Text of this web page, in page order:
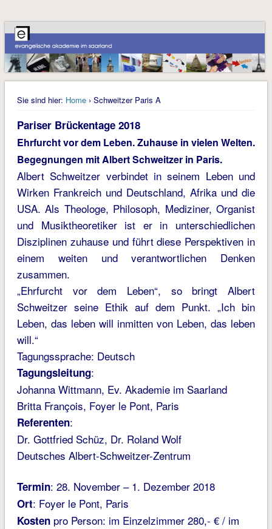
Sie sind hier: Home› Schweitzer Paris A
Pariser Brückentage 2018
Ehrfurcht vor dem Leben.Zuhause in vielen Welten.
Begegnungen mit Albert Schweitzer in Paris.
Albert Schweitzer verbindet in seinem Leben und
Wirken Frankreich und Deutschland, Afrika und die
USA. Als Theologe, Philosoph, Mediziner, Organist
und Musiktheoretiker ist er in unterschiedlichen
Disziplinen zuhause und führt diese Perspektiven in
einem weiten und verantwortlichen Denken
zusammen.
„Ehrfurcht vor dem Leben“, so bringt Albert
Schweitzer seine Ethik auf dem Punkt. „Ich bin
Leben, das leben will inmitten von Leben, das leben
will.“
Tagungssprache: Deutsch
Tagungsleitung:
Johanna Wittmann, Ev. Akademie im Saarland
Britta François, Foyer le Pont, Paris
Referenten:
Dr. Gottfried Schüz, Dr. Roland Wolf
Deutsches Albert-Schweitzer-Zentrum
Termin: 28. November – 1. Dezember 2018
Ort: Foyer le Pont, Paris
Kostenpro Person: im Einzelzimmer 280,- € / im